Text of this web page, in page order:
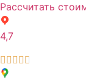
Рассчитать
4,7